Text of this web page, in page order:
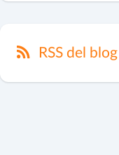
RSS del blog